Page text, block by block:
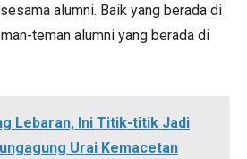
alumni. Baik yang berada di
teman alumni yang berada di
Lebaran, Ini Titik-titik Jadi
Urai Kemacetan